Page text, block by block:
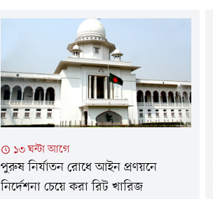
১৩ ঘন্টা আগে
পুরুষ নির্যাতন রোধে আইন প্রণয়নে
নির্দেশনা চেয়ে করা রিট খারিজ